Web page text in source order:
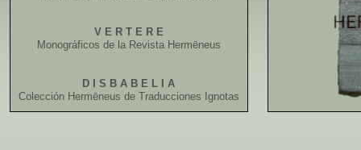
V E R T E R E
Monográficos de la Revista Hermēneus
D I S B A B E L I A
Colección Hermēneus de Traducciones Ignotas